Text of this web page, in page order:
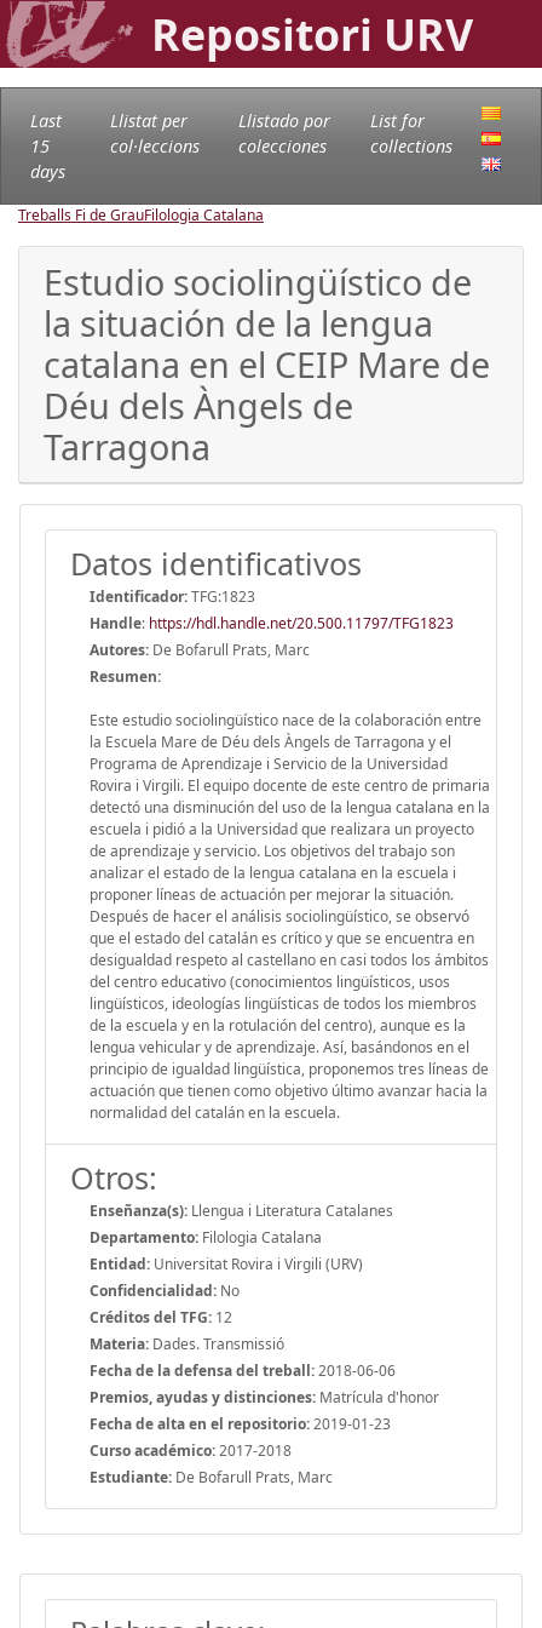
Repositori URV
Last
15
days
Llistat per
col·leccions
Llistado por
colecciones
List for
collections
Treballs Fi de GrauFilologia Catalana
Estudio sociolingüístico de
la situación de la lengua
catalana en el CEIP Mare de
Déu dels Àngels de
Tarragona
Datos identificativos
Identificador:TFG:1823
Handle: https://hdl.handle.net/20.500.11797/TFG1823
Autores: De Bofarull Prats, Marc
Resumen:
Este estudio sociolingüístico nace de la colaboración entre
la Escuela Mare de Déu dels Àngels de Tarragona y el
Programa de Aprendizaje i Servicio de la Universidad
Rovira i Virgili. El equipo docente de este centro de primaria
detectó una disminución del uso de la lengua catalana en la
escuela i pidió a la Universidad que realizara un proyecto
de aprendizaje y servicio. Los objetivos del trabajo son
analizar el estado de la lengua catalana en la escuela i
proponer líneas de actuación per mejorar la situación.
Después de hacer el análisis sociolingüístico, se observó
que el estado del catalán es crítico y que se encuentra en
desigualdad respeto al castellano en casi todos los ámbitos
del centro educativo (conocimientos lingüísticos, usos
lingüísticos, ideologías lingüísticas de todos los miembros
de la escuela y en la rotulación del centro), aunque es la
lengua vehicular y de aprendizaje. Así, basándonos en el
principio de igualdad lingüística, proponemos tres líneas de
actuación que tienen como objetivo último avanzar hacia la
normalidad del catalán en la escuela.
Otros:
Enseñanza(s): Llengua i Literatura Catalanes
Departamento: Filologia Catalana
Entidad: Universitat Rovira i Virgili (URV)
Confidencialidad: No
Créditos del TFG: 12
Materia: Dades. Transmissió
Fecha de la defensa del treball:2018-06-06
Premios, ayudas y distinciones: Matrícula d'honor
Fecha de alta en el repositorio:2019-01-23
Curso académico:2017-2018
Estudiante: De Bofarull Prats, Marc